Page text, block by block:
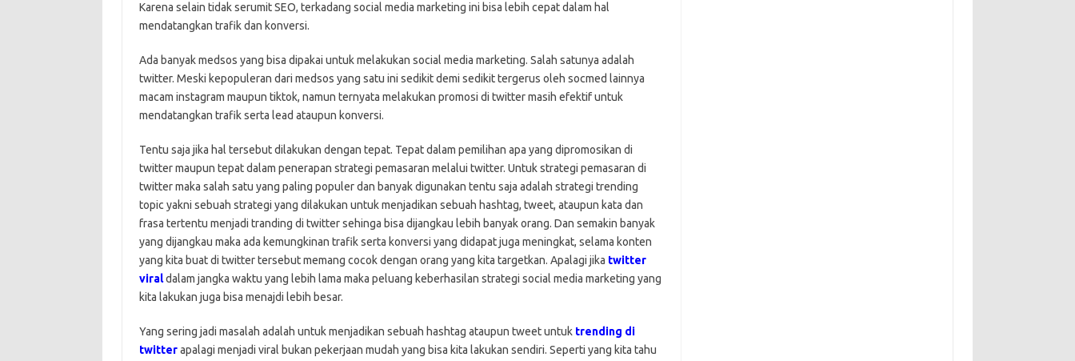
Karena selain tidak serumit SEO, terkadang social media marketing ini bisa lebih cepat dalam hal
mendatangkan trafik dan konversi.
Ada banyak medsos yang bisa dipakai untuk melakukan social media marketing. Salah satunya adalah
twitter. Meski kepopuleran dari medsos yang satu ini sedikit demi sedikit tergerus oleh socmed lainnya
macam instagram maupun tiktok, namun ternyata melakukan promosi di twitter masih efektif untuk
mendatangkan trafik serta lead ataupun konversi.
Tentu saja jika hal tersebut dilakukan dengan tepat. Tepat dalam pemilihan apa yang dipromosikan di
twitter maupun tepat dalam penerapan strategi pemasaran melalui twitter. Untuk strategi pemasaran di
twitter maka salah satu yang paling populer dan banyak digunakan tentu saja adalah strategi trending
topic yakni sebuah strategi yang dilakukan untuk menjadikan sebuah hashtag, tweet, ataupun kata dan
frasa tertentu menjadi tranding di twitter sehinga bisa dijangkau lebih banyak orang. Dan semakin banyak
yang dijangkau maka ada kemungkinan trafik serta konversi yang didapat juga meningkat, selama konten
yang kita buat di twitter tersebut memang cocok dengan orang yang kita targetkan. Apalagi jika twitter
viraldalam jangka waktu yang lebih lama maka peluang keberhasilan strategi social media marketing yang
kita lakukan juga bisa menajdi lebih besar.
Yang sering jadi masalah adalah untuk menjadikan sebuah hashtag ataupun tweet untuk trending di
twitterapalagi menjadi viral bukan pekerjaan mudah yang bisa kita lakukan sendiri. Seperti yang kita tahu